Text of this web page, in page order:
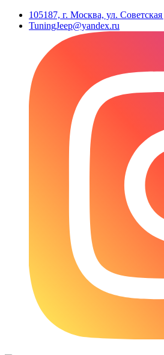
105187, г. Москва, ул.
TuningJeep@yandex.ru